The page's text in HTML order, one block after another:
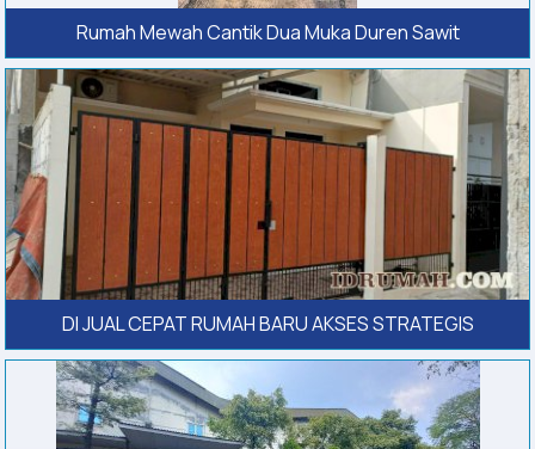
Rumah Mewah Cantik Dua Muka Duren Sawit
DI JUAL CEPAT RUMAH BARU AKSES STRATEGIS